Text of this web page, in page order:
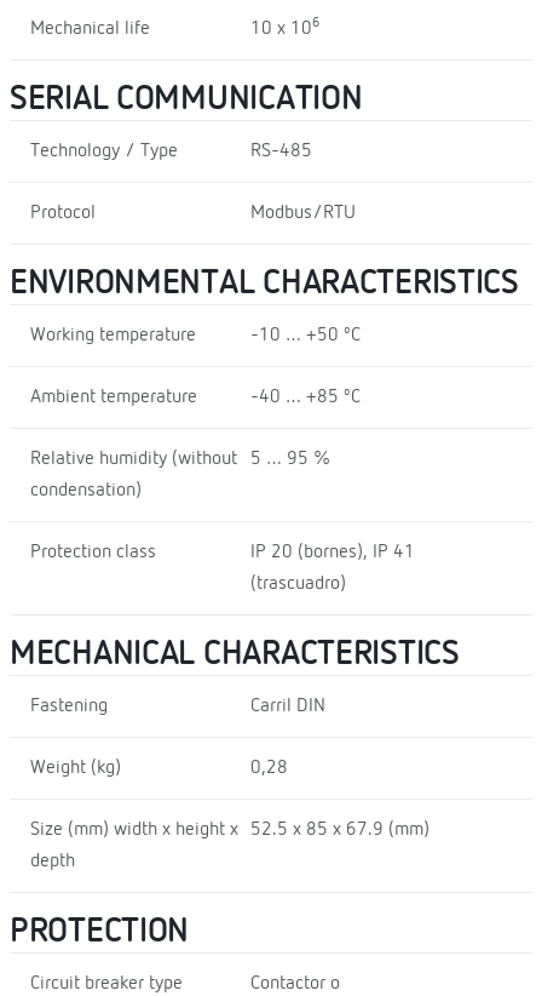
Mechanical life 10 x 106
SERIAL COMMUNICATION
Technology / Type RS-485
Protocol Modbus/RTU
ENVIRONMENTAL CHARACTERISTICS
Working temperature -10 … +50 ºC
Ambient temperature -40 … +85 ºC
Relative humidity (without
condensation)
5 … 95 %
Protection class
IP 20 (bornes), IP 41
(trascuadro)
MECHANICAL CHARACTERISTICS
Fastening Carril DIN
Weight (kg) 0,28
Size (mm) width x height x
depth
52.5 x 85 x 67.9 (mm)
PROTECTION
Circuit breaker type
Contactor o